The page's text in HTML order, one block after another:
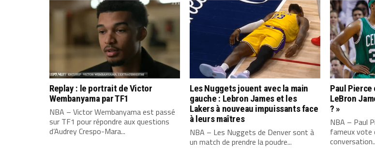
Replay : le portrait de Victor
Wembanyama par TF1
NBA – Victor Wembanyama est passé
sur TF1 pour répondre aux questions
d’Audrey Crespo-Mara...
Les Nuggets jouent avec la main
gauche : Lebron James et les
Lakers à nouveau impuissants face
à leurs maîtres
NBA – Les Nuggets de Denver sont à
un match de prendre la poudre...
Paul Pierce
LeBron
? »
NBA – Paul
fameux vote